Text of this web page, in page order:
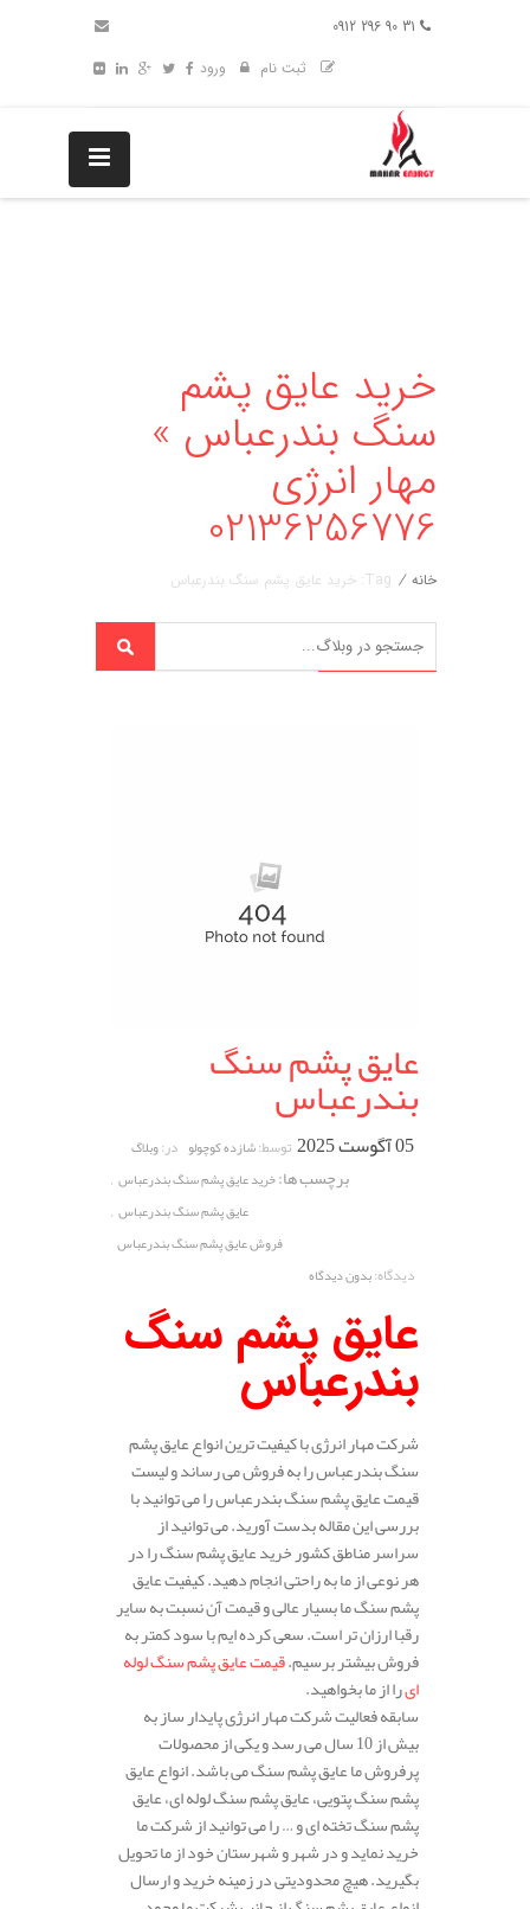
ثبت نام
ورود
خرید عایق پشم
سنگ بندرعباس »
مهار انرژی
02136256776
خانه / Tag: خرید عایق پشم سنگ بندرعباس
عایق پشم سنگ
بندرعباس
05 آگوست 2025 توسط:شازده کوچولو در:وبلاگ
برچسب ها:خرید عایق پشم سنگ بندرعباس ,
عایق پشم سنگ بندرعباس ,
فروش عایق پشم سنگ بندرعباس
دیدگاه:بدون دیدگاه
عایق پشم سنگ
بندرعباس
شرکت مهار انرژی با کیفیت ترین انواع عایق پشم
سنگ بندرعباس را به فروش می رساند و لیست
قیمت عایق پشم سنگ بندرعباس را می توانید با
بررسی این مقاله بدست آورید. می توانید از
سراسر مناطق کشور خرید عایق پشم سنگ را در
هر نوعی از ما به راحتی انجام دهید. کیفیت عایق
پشم سنگ ما بسیار عالی و قیمت آن نسبت به سایر
رقبا ارزان تر است. سعی کرده ایم با سود کمتر به
فروش بیشتر برسیم.قیمت عایق پشم سنگ لوله
ایرا از ما بخواهید.
سابقه فعالیت شرکت مهار انرژی پایدار ساز به
بیش از 10 سال می رسد و یکی از محصولات
پرفروش ما عایق پشم سنگ می باشد. انواع عایق
پشم سنگ پتویی، عایق پشم سنگ لوله ای، عایق
پشم سنگ تخته ای و … را می توانید از شرکت ما
خرید نماید و در شهر و شهرستان خود از ما تحویل
بگیرید. هیچ محدودیتی در زمینه خرید و ارسال